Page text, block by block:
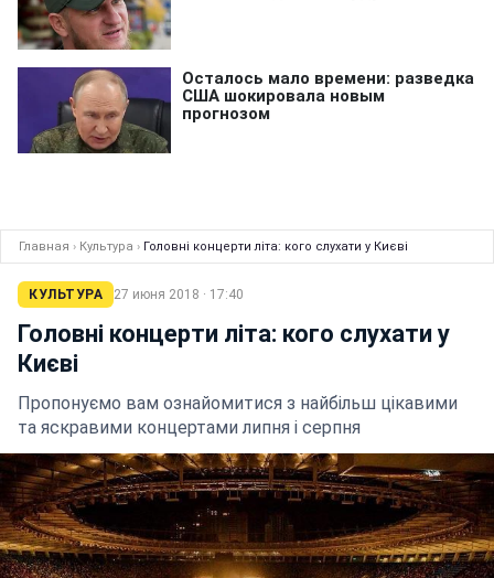
Главная › Культура › Головні концерти літа: кого слухати у Києві
КУЛЬТУРА 27 июня 2018 · 17:40
Головні концерти літа: кого слухати у
Києві
Пропонуємо вам ознайомитися з найбільш цікавими
та яскравими концертами липня і серпня